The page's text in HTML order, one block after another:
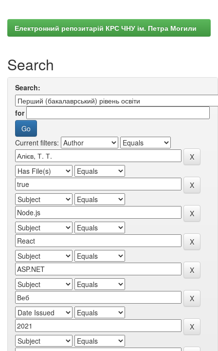
Електронний репозитарій КРС ЧНУ ім. Петра Могили
Search
Search:
for
Current filters: